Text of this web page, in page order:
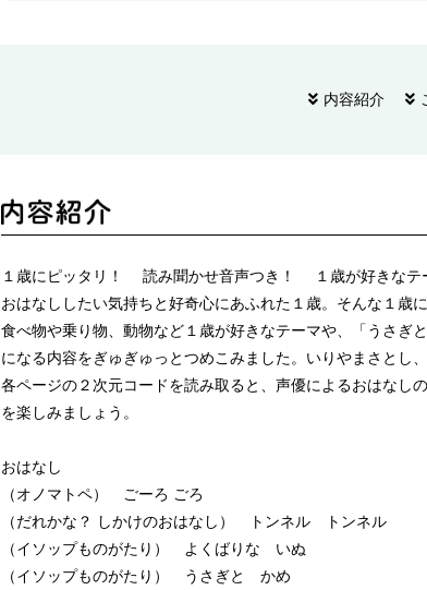
内容紹介
１歳にピッタリ！ 読み聞かせ音声つき！ １歳が好きなテ
おはなししたい気持ちと好奇心にあふれた１歳。そんな１歳
食べ物や乗り物、動物など１歳が好きなテーマや、「うさぎ
になる内容をぎゅぎゅっとつめこみました。いりやまさとし
各ページの２次元コードを読み取ると、声優によるおはなし
を楽しみましょう。
おはなし
（オノマトペ） ごーろ ごろ
（だれかな？ しかけのおはなし） トンネル トンネル
（イソップものがたり） よくばりな いぬ
（イソップものがたり） うさぎと かめ